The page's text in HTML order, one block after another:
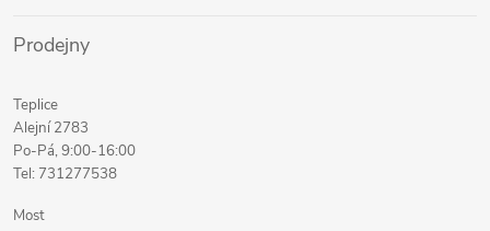
Prodejny
Teplice
Alejní 2783
Po-Pá, 9:00-16:00
Tel: 731277538
Most